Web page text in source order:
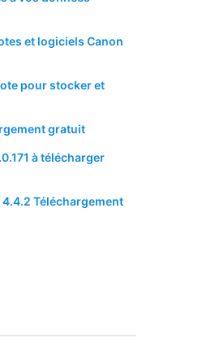
et logiciels Canon
pour stocker et
gratuit
à télécharger
Téléchargement